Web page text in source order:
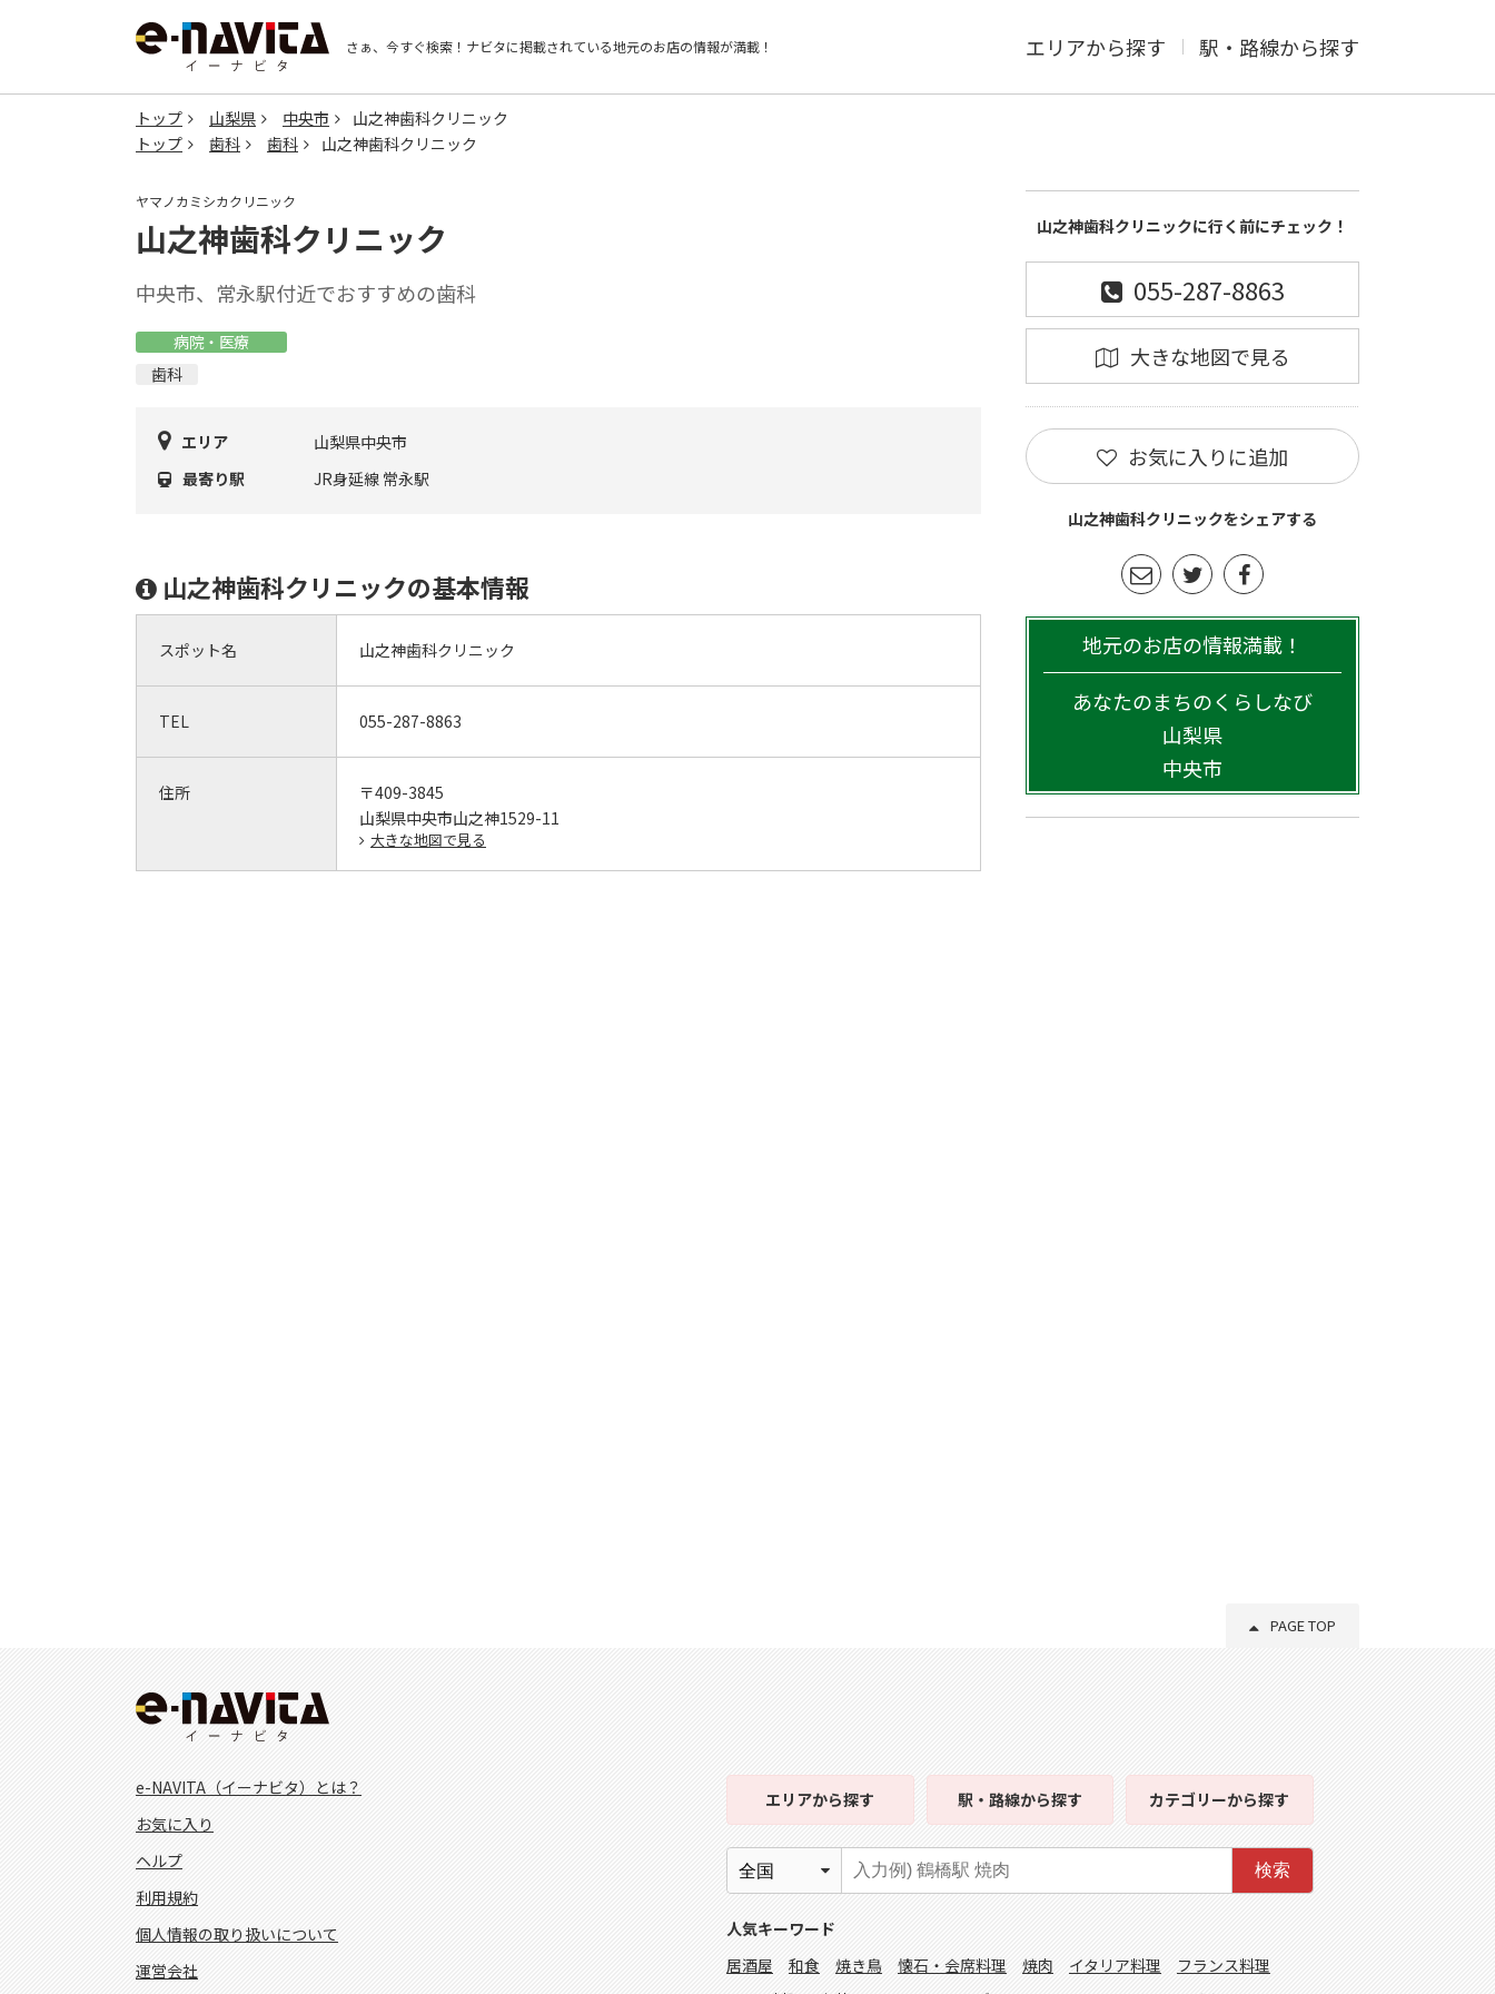
さぁ、今すぐ検索！ ナビタに掲載されている地元のお店の情報が満載！ エリアから探す 駅・路線から探す
トップ 山梨県 中央市
山之神歯科クリニック
トップ
歯科 歯科 山之神歯科クリニック
ヤマノカミシカクリニック
山之神歯科クリニック
中央市、常永駅付近でおすすめの歯科
病院・医療
歯科
エリア
山梨県中央市
最寄り駅
JR身延線 常永駅
山之神歯科クリニックの基本情報
スポット名 山之神歯科クリニック
TEL 055-287-8863
住所
〒409-3845
山梨県中央市山之神1529-11
大きな地図で見る
山之神歯科クリニックに行く前にチェック！
055-287-8863
大きな地図で見る
お気に入りに追加
山之神歯科クリニックをシェアする
地元のお店の情報満載！
あなたのまちのくらしなび
山梨県
中央市
PAGE TOP
e-NAVITA（イーナビタ）とは？
お気に入り
ヘルプ
利用規約
個人情報の取り扱いについて
運営会社
エリアから探す 駅・路線から探す カテゴリーから探す
検索
人気キーワード
居酒屋
和食 焼き鳥 懐石・会席料理 焼肉 イタリア料理
フランス料理